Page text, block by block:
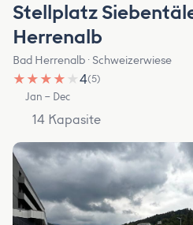
Stellplatz
Herrenalb
Bad Herrenalb · Schweizerwiese
★ ★ ★ ★ ★4(5)
Jan – Dec
14 Kapasite